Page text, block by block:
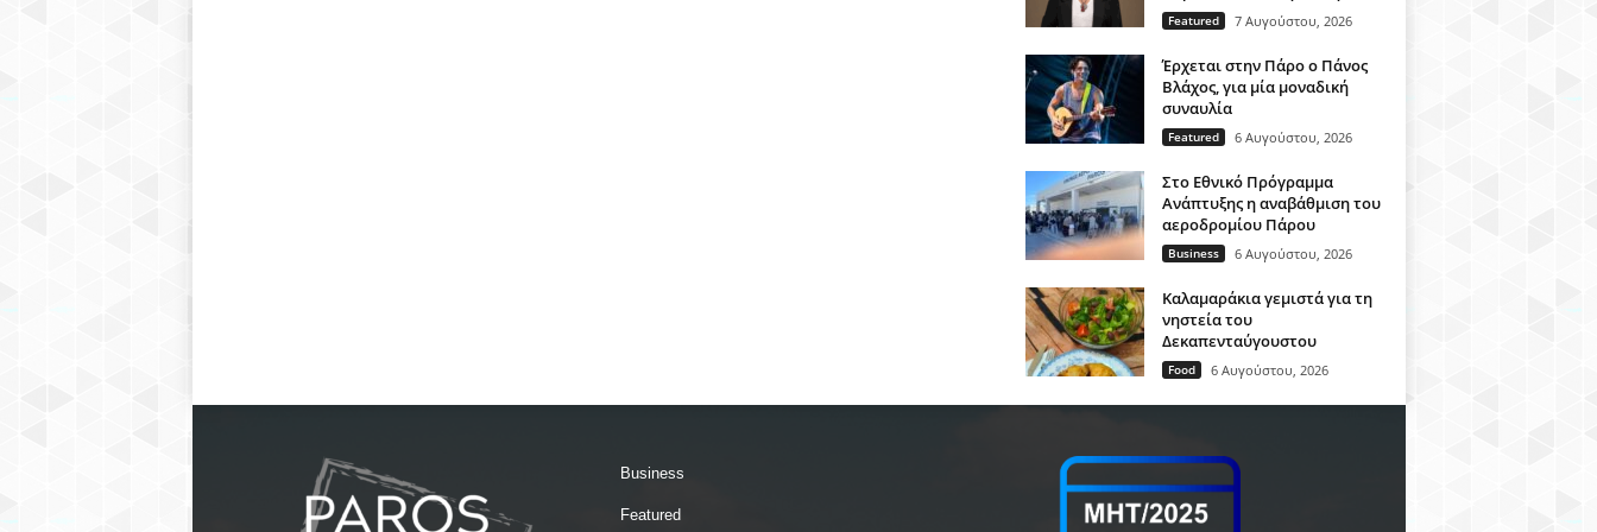
Featured 7 Αυγούστου, 2026
Έρχεται στην Πάρο ο Πάνος
Βλάχος, για μία μοναδική
συναυλία
Featured 6 Αυγούστου, 2026
Στο Εθνικό Πρόγραμμα
Ανάπτυξης η αναβάθμιση του
αεροδρομίου Πάρου
Business 6 Αυγούστου, 2026
Καλαμαράκια γεμιστά για τη
νηστεία του
Δεκαπενταύγουστου
Food 6 Αυγούστου, 2026
Business
Featured